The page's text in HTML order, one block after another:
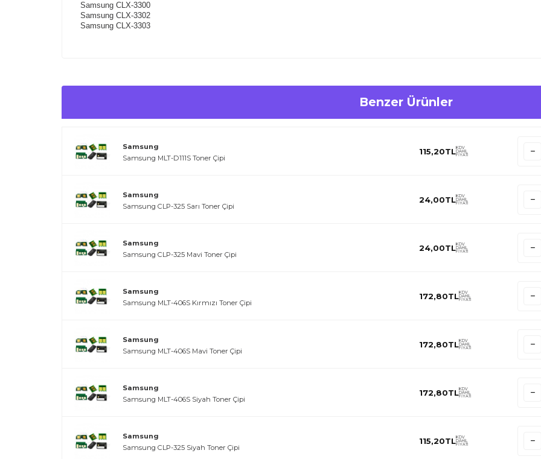
Samsung CLX-3300
Samsung CLX-3302
Samsung CLX-3303
Benzer Ürünler
Samsung
Samsung MLT-D111S Toner Çipi
115,20TLKDV
DAHİL
FİYATI
Samsung
Samsung CLP-325 Sarı Toner Çipi
24,00TLKDV
DAHİL
FİYATI
Samsung
Samsung CLP-325 Mavi Toner Çipi
24,00TLKDV
DAHİL
FİYATI
Samsung
Samsung MLT-406S Kırmızı Toner Çipi
172,80TLKDV
DAHİL
FİYATI
Samsung
Samsung MLT-406S Mavi Toner Çipi
172,80TLKDV
DAHİL
FİYATI
Samsung
Samsung MLT-406S Siyah Toner Çipi
172,80TLKDV
DAHİL
FİYATI
Samsung
Samsung CLP-325 Siyah Toner Çipi
115,20TLKDV
DAHİL
FİYATI